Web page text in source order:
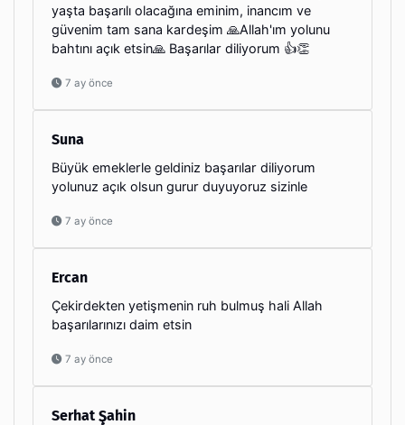
yaşta başarılı olacağına eminim, inancım ve
güvenim tam sana kardeşim 🙏Allah'ım yolunu
bahtını açık etsin🙏 Başarılar diliyorum 👍👏
7 ay önce
Suna
Büyük emeklerle geldiniz başarılar diliyorum
yolunuz açık olsun gurur duyuyoruz sizinle
7 ay önce
Ercan
Çekirdekten yetişmenin ruh bulmuş hali Allah
başarılarınızı daim etsin
7 ay önce
Serhat Şahin